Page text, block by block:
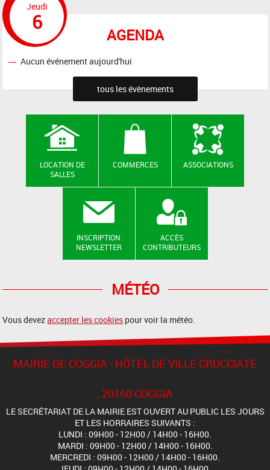
AGENDA
Jeudi
6
Aucun événement aujourd'hui
tous les évènements
LOCATION DE
SALLES
COMMERCES ASSOCIATIONS
INSCRIPTION
NEWSLETTER
ACCÈS
CONTRIBUTEURS
MÉTÉO
Vous devezaccepter les cookies pour voir la météo.
MAIRIE DE COGGIA - HÔTEL DE VILLE CRUCCIATE
, 20160 COGGIA
LE SECRÉTARIAT DE LA MAIRIE EST OUVERT AU PUBLIC LES JOURS
ET LES HORRAIRES SUIVANTS :
LUNDI : 09H00 - 12H00 / 14H00 - 16H00.
MARDI : 09H00 - 12H00 / 14H00 - 16H00.
MERCREDI : 09H00 - 12H00 / 14H00 - 16H00.